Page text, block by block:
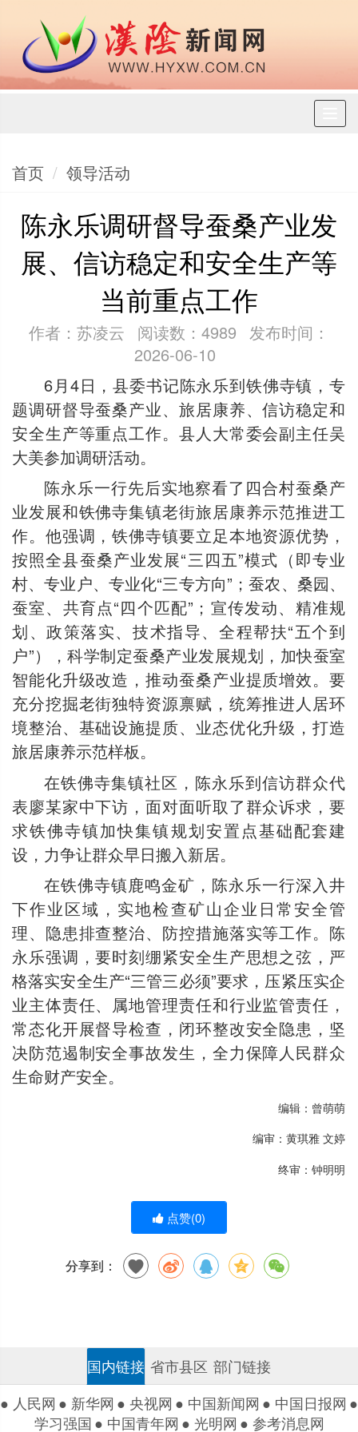
首页 领导活动
陈永乐调研督导蚕桑产业发
展、信访稳定和安全生产等
当前重点工作
作者：苏凌云 阅读数：4989 发布时间：
2026-06-10
6月4日，县委书记陈永乐到铁佛寺镇，专
题调研督导蚕桑产业、旅居康养、信访稳定和
安全生产等重点工作。县人大常委会副主任吴
大美参加调研活动。
陈永乐一行先后实地察看了四合村蚕桑产
业发展和铁佛寺集镇老街旅居康养示范推进工
作。他强调，铁佛寺镇要立足本地资源优势，
按照全县蚕桑产业发展“三四五”模式（即专业
村、专业户、专业化“三专方向”；蚕农、桑园、
蚕室、共育点“四个匹配”；宣传发动、精准规
划、政策落实、技术指导、全程帮扶“五个到
户”），科学制定蚕桑产业发展规划，加快蚕室
智能化升级改造，推动蚕桑产业提质增效。要
充分挖掘老街独特资源禀赋，统筹推进人居环
境整治、基础设施提质、业态优化升级，打造
旅居康养示范样板。
在铁佛寺集镇社区，陈永乐到信访群众代
表廖某家中下访，面对面听取了群众诉求，要
求铁佛寺镇加快集镇规划安置点基础配套建
设，力争让群众早日搬入新居。
在铁佛寺镇鹿鸣金矿，陈永乐一行深入井
下作业区域，实地检查矿山企业日常安全管
理、隐患排查整治、防控措施落实等工作。陈
永乐强调，要时刻绷紧安全生产思想之弦，严
格落实安全生产“三管三必须”要求，压紧压实企
业主体责任、属地管理责任和行业监管责任，
常态化开展督导检查，闭环整改安全隐患，坚
决防范遏制安全事故发生，全力保障人民群众
生命财产安全。
编辑：曾萌萌
编审：黄琪雅 文婷
终审：钟明明
点赞(0)
分享到：
国内链接 省市县区 部门链接
● 人民网 ● 新华网 ● 央视网 ● 中国新闻网 ● 中国日报网 ●
学习强国● 中国青年网 ● 光明网 ● 参考消息网